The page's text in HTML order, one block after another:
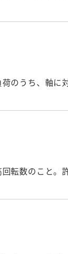
のうち、軸に
転数のこと。